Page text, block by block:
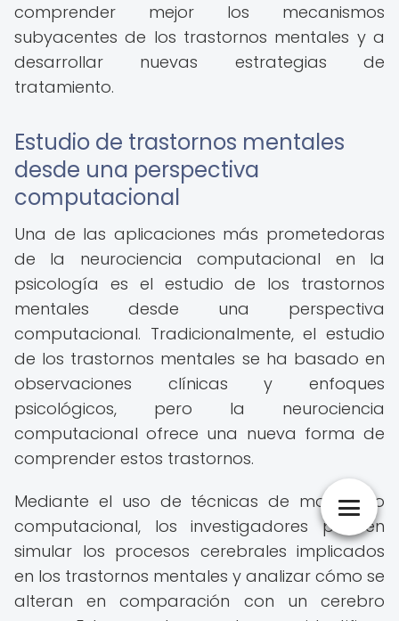
comprender mejor los mecanismos
subyacentes de los trastornos mentales y a
desarrollar nuevas estrategias de
tratamiento.
Estudio de trastornos mentales
desde una perspectiva
computacional
Una de las aplicaciones más prometedoras
de la neurociencia computacional en la
psicología es el estudio de los trastornos
mentales desde una perspectiva
computacional. Tradicionalmente, el estudio
de los trastornos mentales se ha basado en
observaciones clínicas y enfoques
psicológicos, pero la neurociencia
computacional ofrece una nueva forma de
comprender estos trastornos.
Mediante el uso de técnicas de modelado
computacional, los investigadores pueden
simular los procesos cerebrales implicados
en los trastornos mentales y analizar cómo se
alteran en comparación con un cerebro